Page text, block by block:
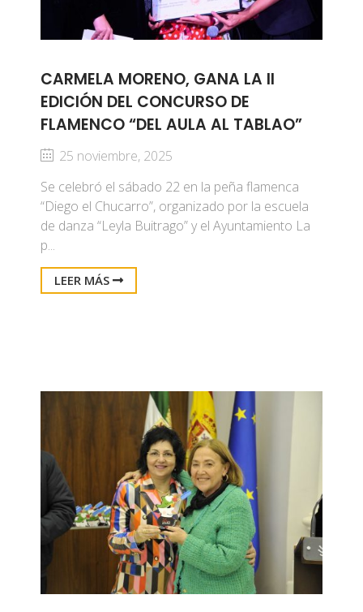
CARMELA MORENO, GANA LA II
EDICIÓN DEL CONCURSO DE
FLAMENCO “DEL AULA AL TABLAO”
25 noviembre, 2025
Se celebró el sábado 22 en la peña flamenca
“Diego el Chucarro”, organizado por la escuela
de danza “Leyla Buitrago” y el Ayuntamiento La
p...
LEER MÁS